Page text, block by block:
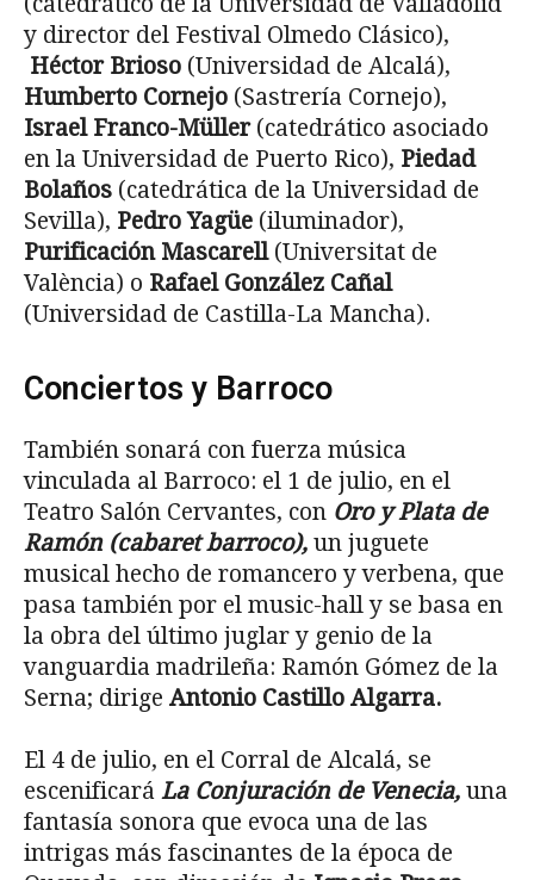
y director del Festival Olmedo Clásico),
Héctor Brioso (Universidad de Alcalá),
Humberto Cornejo (Sastrería Cornejo),
Israel Franco-Müller(catedrático asociado
en la Universidad de Puerto Rico), Piedad
Bolaños (catedrática de la Universidad de
Sevilla), Pedro Yagüe (iluminador),
Purificación Mascarell(Universitat de
València) o Rafael González Cañal
(Universidad de Castilla-La Mancha).
Conciertos y Barroco
También sonará con fuerza música
vinculada al Barroco: el 1 de julio, en el
Teatro Salón Cervantes, con Oro y Plata de
Ramón (cabaret barroco), un juguete
musical hecho de romancero y verbena, que
pasa también por el music-hall y se basa en
la obra del último juglar y genio de la
vanguardia madrileña: Ramón Gómez de la
Serna; dirige Antonio Castillo Algarra.
El 4 de julio, en el Corral de Alcalá, se
escenificará La Conjuración de Venecia, una
fantasía sonora que evoca una de las
intrigas más fascinantes de la época de